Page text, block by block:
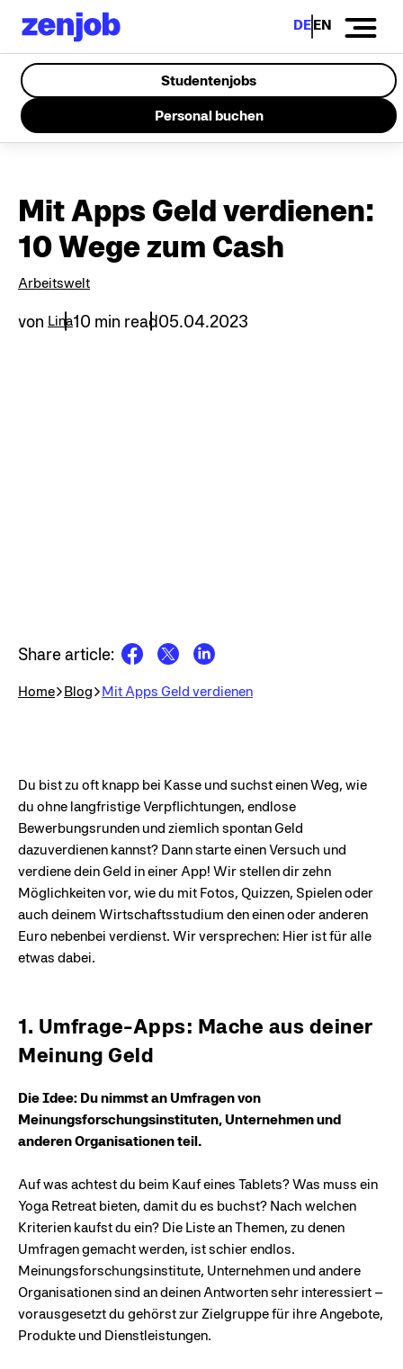
DEEN
Studentenjobs
Personal buchen
Mit Apps Geld verdienen:
10 Wege zum Cash
Arbeitswelt
von Lina10 min read05.04.2023
Share article:
Home Blog Mit Apps Geld verdienen
Du bist zu oft knapp bei Kasse und suchst einen Weg, wie
du ohne langfristige Verpflichtungen, endlose
Bewerbungsrunden und ziemlich spontan Geld
dazuverdienen kannst? Dann starte einen Versuch und
verdiene dein Geld in einer App! Wir stellen dir zehn
Möglichkeiten vor, wie du mit Fotos, Quizzen, Spielen oder
auch deinem Wirtschaftsstudium den einen oder anderen
Euro nebenbei verdienst. Wir versprechen: Hier ist für alle
etwas dabei.
1. Umfrage-Apps: Mache aus deiner
Meinung Geld
Die Idee: Du nimmst an Umfragen von
Meinungsforschungsinstituten, Unternehmen und
anderen Organisationen teil.
Auf was achtest du beim Kauf eines Tablets? Was muss ein
Yoga Retreat bieten, damit du es buchst? Nach welchen
Kriterien kaufst du ein? Die Liste an Themen, zu denen
Umfragen gemacht werden, ist schier endlos.
Meinungsforschungsinstitute, Unternehmen und andere
Organisationen sind an deinen Antworten sehr interessiert –
vorausgesetzt du gehörst zur Zielgruppe für ihre Angebote,
Produkte und Dienstleistungen.